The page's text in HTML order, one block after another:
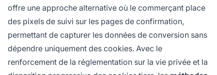
offre une approche alternative où le commerçant place
des pixels de suivi sur les pages de confirmation,
permettant de capturer les données de conversion sans
dépendre uniquement des cookies. Avec le
renforcement de la réglementation sur la vie privée et la